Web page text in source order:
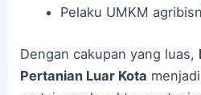
Pelaku UMKM
Dengan cakupan yang luas,
Pertanian Luar Kota